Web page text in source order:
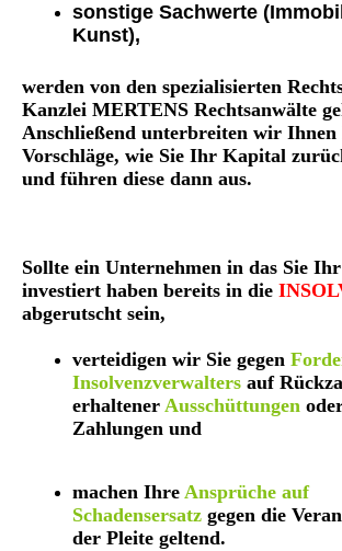
sonstige Sachwerte
Kunst),
werden von den spezialisierten
Kanzlei MERTENS Rechtsanwälte
Anschließend unterbreiten wir Ihnen
Vorschläge, wie Sie Ihr Kapital
und führen diese dann aus.
Sollte ein Unternehmen in das Sie
investiert haben bereits in die
abgerutscht sein,
verteidigen wir Sie gegen
Insolvenzverwalters auf
erhaltener Ausschüttungen
Zahlungen und
machen Ihre Ansprüche auf
Schadensersatz gegen die
der Pleite geltend.